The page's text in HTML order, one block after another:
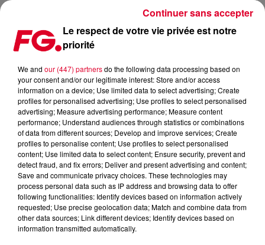
FG MIX DANCE : NICKY ROMERO
Le respect de votre vie privée est notre
priorité
We and our (447) partnersdo the following data processing based on
your consent and/or our legitimate interest: Store and/or access
information on a device; Use limited data to select advertising; Create
profiles for personalised advertising; Use profiles to select personalised
advertising; Measure advertising performance; Measure content
performance; Understand audiences through statistics or combinations
of data from different sources; Develop and improve services; Create
profiles to personalise content; Use profiles to select personalised
content; Use limited data to select content; Ensure security, prevent and
detect fraud, and fix errors; Deliver and present advertising and content;
Save and communicate privacy choices. These technologies may
process personal data such as IP address and browsing data to offer
following functionalities: Identify devices based on information actively
requested; Use precise geolocation data; Match and combine data from
other data sources; Link different devices; Identify devices based on
information transmitted automatically.
Continuer sans accepter